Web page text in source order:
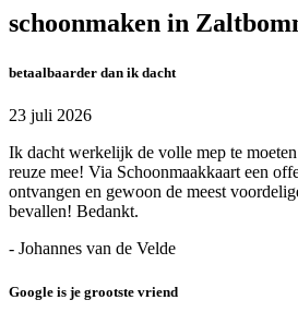
schoonmaken in
betaalbaarder dan ik dacht
23 juli 2026
Ik dacht werkelijk de volle mep te
reuze mee! Via Schoonmaakkaart een
ontvangen en gewoon de meest
bevallen! Bedankt.
- Johannes van de Velde
Google is je grootste vriend